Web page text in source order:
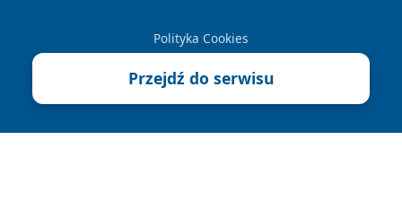
Polityka Cookies
Przejdź do serwisu